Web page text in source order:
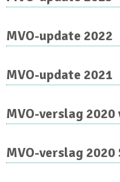
MVO-update 2022
MVO-update 2021
MVO-verslag
MVO-verslag